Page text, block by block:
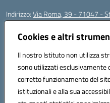
Cookies e altri
Il nostro Istituto non utilizza
sono utilizzati esclusivamente
corretto funzionamento del
istituzionali e alla sua
Indirizzo:Via Roma, 39 - 71047 -
Centralino:
Posta elettronica certificata (PEC):
Codice fiscale: 90015650717
Codice meccanografico:
Codice Indice delle Pubbliche
Codice unico di fatturazione (CUF):